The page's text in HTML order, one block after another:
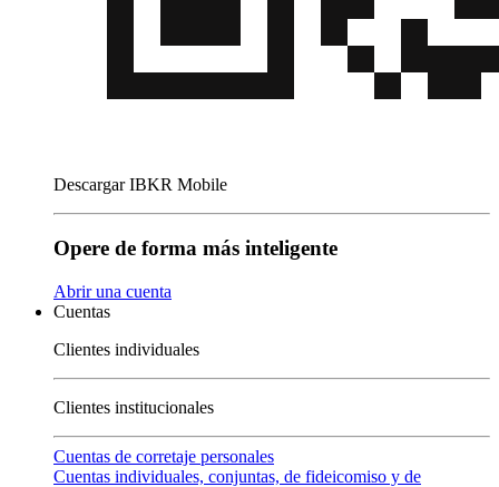
Descargar IBKR Mobile
Opere de forma más inteligente
Abrir una cuenta
Cuentas
Clientes individuales
Clientes institucionales
Cuentas de corretaje personales
Cuentas individuales, conjuntas, de fideicomiso y de